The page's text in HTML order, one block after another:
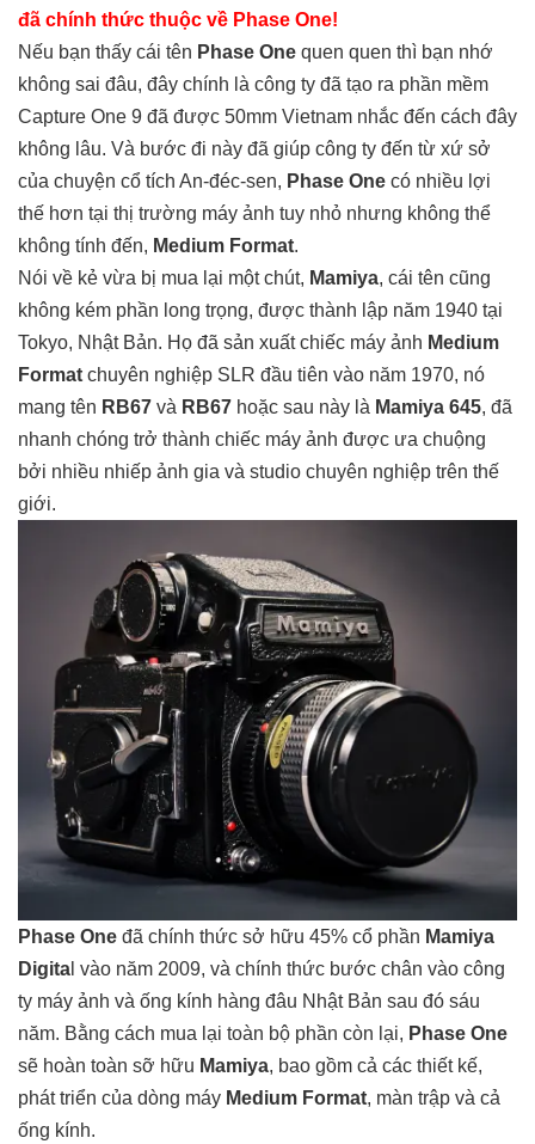
đã chính thức thuộc về Phase One!
Nếu bạn thấy cái tên Phase One quen quen thì bạn nhớ
không sai đâu, đây chính là công ty đã tạo ra phần mềm
Capture One 9 đã được 50mm Vietnam nhắc đến cách đây
không lâu. Và bước đi này đã giúp công ty đến từ xứ sở
của chuyện cổ tích An-đéc-sen, Phase One có nhiều lợi
thế hơn tại thị trường máy ảnh tuy nhỏ nhưng không thể
không tính đến, Medium Format.
Nói về kẻ vừa bị mua lại một chút, Mamiya, cái tên cũng
không kém phần long trọng, được thành lập năm 1940 tại
Tokyo, Nhật Bản. Họ đã sản xuất chiếc máy ảnh Medium
Format chuyên nghiệp SLR đầu tiên vào năm 1970, nó
mang tên RB67 và RB67 hoặc sau này là Mamiya 645, đã
nhanh chóng trở thành chiếc máy ảnh được ưa chuộng
bởi nhiều nhiếp ảnh gia và studio chuyên nghiệp trên thế
giới.
Phase One đã chính thức sở hữu 45% cổ phần Mamiya
Digita l vào năm 2009, và chính thức bước chân vào công
ty máy ảnh và ống kính hàng đâu Nhật Bản sau đó sáu
năm. Bằng cách mua lại toàn bộ phần còn lại, Phase One
sẽ hoàn toàn sỡ hữu Mamiya, bao gồm cả các thiết kế,
phát triển của dòng máy Medium Format, màn trập và cả
ống kính.